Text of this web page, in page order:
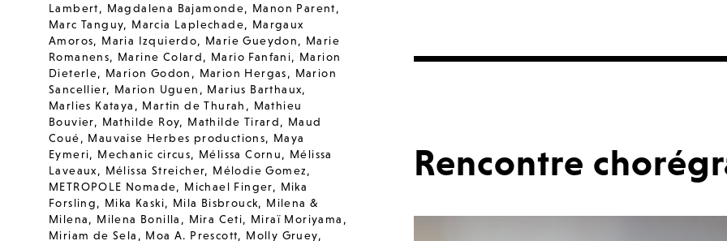
Lambert, Magdalena Bajamonde, Manon Parent,
Marc Tanguy, Marcia Laplechade, Margaux
Amoros, Maria Izquierdo, Marie Gueydon, Marie
Romanens, Marine Colard, Mario Fanfani, Marion
Dieterle, Marion Godon , Marion Hergas, Marion
Sancellier, Marion Uguen , Marius Barthaux,
Marlies Kataya , Martin de Thurah , Mathieu
Bouvier, Mathilde Roy, Mathilde Tirard, Maud
Coué, Mauvaise Herbes productions, Maya
Eymeri, Mechanic circus, Mélissa Cornu, Mélissa
Laveaux, Mélissa Streicher, Mélodie Gomez,
METROPOLE Nomade, Michael Finger, Mika
Forsling, Mika Kaski, Mila Bisbrouck, Milena &
Milena, Milena Bonilla , Mira Ceti, Miraï Moriyama ,
Miriam de Sela , Moa A. Prescott, Molly Gruey,
Rencontre